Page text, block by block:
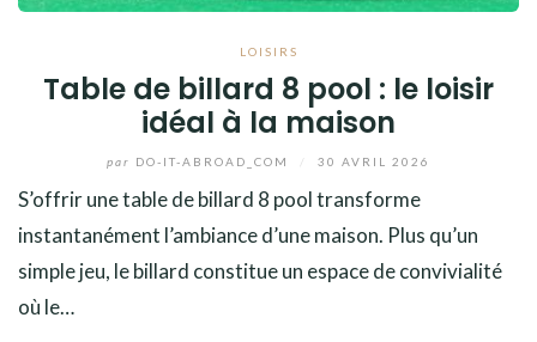
LOISIRS
Table de billard 8 pool : le loisir
idéal à la maison
par DO-IT-ABROAD_COM 30 AVRIL 2026
S’offrir une table de billard 8 pool transforme
instantanément l’ambiance d’une maison. Plus qu’un
simple jeu, le billard constitue un espace de convivialité
où le…